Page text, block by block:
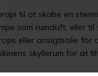
til at skabe en
som rumduft, eller til
eller ansigtsolie for
skyllerum for at